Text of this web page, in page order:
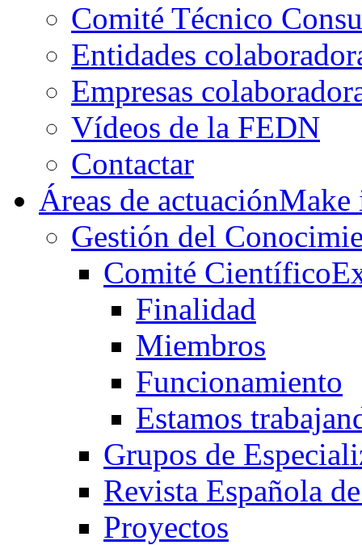
Comité Técnico
Entidades
Empresas
Vídeos de la FEDN
Contactar
Áreas de actuación
Gestión del
Comité Científico
Finalidad
Miembros
Funcionamiento
Estamos
Grupos de
Revista Española
Proyectos